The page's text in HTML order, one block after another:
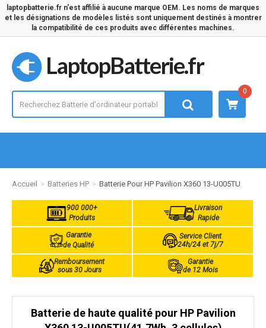
laptopbatterie.fr n'est affilié à aucune marque OEM. Les noms de marques
et les désignations de modèles listés sont uniquement destinés à montrer
la compatibilité de ces produits avec différentes machines.
LaptopBatterie.fr
0
Accueil Batteries HP Batterie Pour HP Pavilion X360 13-U005TU
900 000+
Produits
Livraison
Rapide
Garantie
de Qualité
Service Client
24h/24 et 7j/7
Remboursement
sous 30 Jours
Garantie
de 12 Mois
Batterie de haute qualité pour HP Pavilion